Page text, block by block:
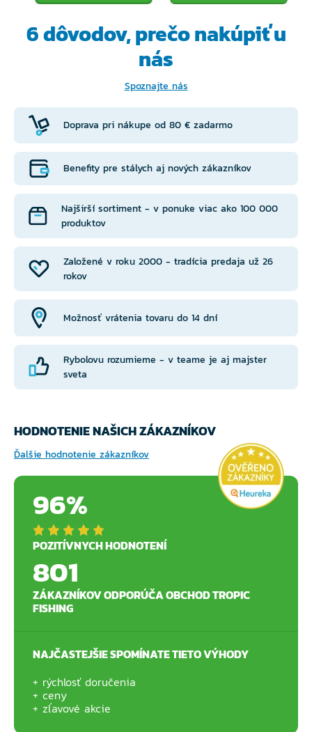
6 dôvodov, prečonakúpiť u
nás
Spoznajte nás
Doprava pri nákupe od 80 € zadarmo
Založené v roku 2000 - tradícia predaja už 26
rokov
Benefity pre stálych aj nových zákazníkov
Možnosť vrátenia tovaru do 14 dní
Najširší sortiment - v ponuke viac ako 100 000
produktov
Rybolovu rozumieme - v teame je aj majster
sveta
HODNOTENIE NAŠICH ZÁKAZNÍKOV
Ďalšie hodnotenie zákazníkov
96%
POZITÍVNYCH HODNOTENÍ
801
ZÁKAZNÍKOV ODPORÚČA OBCHOD TROPIC
FISHING
NAJČASTEJŠIE SPOMÍNATE TIETO VÝHODY
rýchlosť doručenia
ceny
zľavové akcie